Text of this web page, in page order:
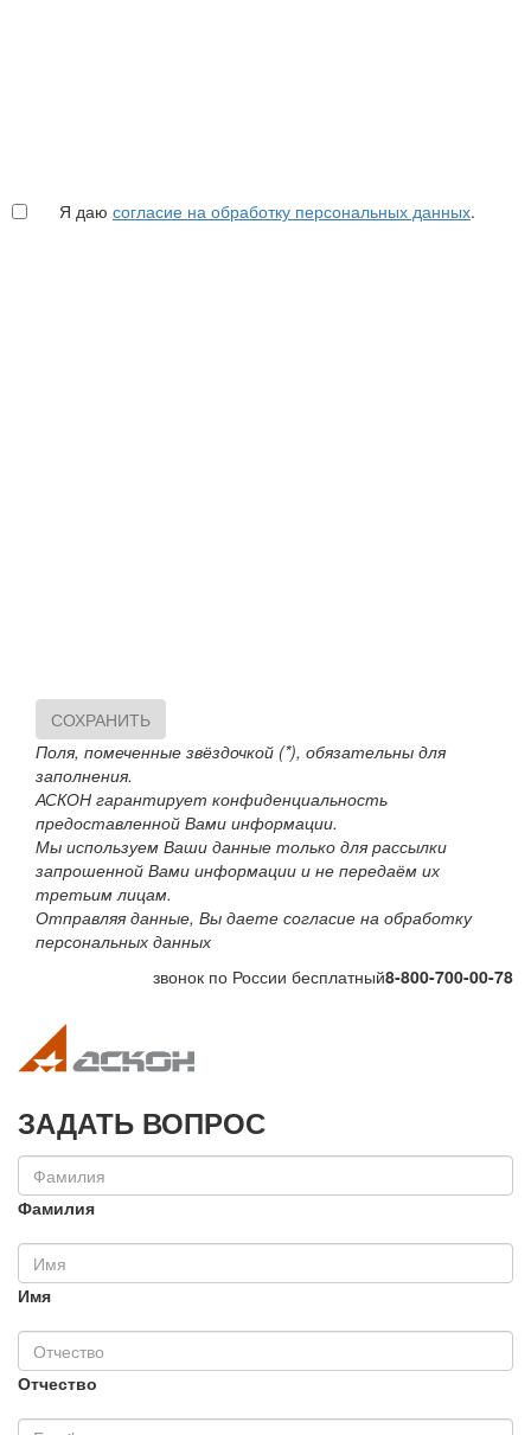
Я даю согласие на обработку персональных данных.
СОХРАНИТЬ
Поля, помеченные звёздочкой (*), обязательны для
заполнения.
АСКОН гарантирует конфиденциальность
предоставленной Вами информации.
Мы используем Ваши данные только для рассылки
запрошенной Вами информации и не передаём их
третьим лицам.
Отправляя данные, Вы даете согласие на обработку
персональных данных
звонок по России бесплатный8-800-700-00-78
ЗАДАТЬ ВОПРОС
Фамилия
Имя
Отчество